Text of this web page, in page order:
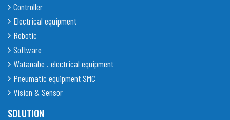
Controller
Electrical equipment
Robotic
Software
Watanabe . electrical equipment
Pneumatic equipment SMC
Vision & Sensor
SOLUTION